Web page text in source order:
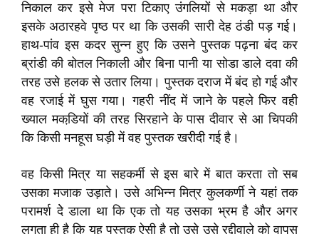
निकाल कर इसे मेज परा टिकाए उंगलियों से मकड़ा था और
इसके अठारहवे पृष्ठ पर था कि उसकी सारी देह ठंडी पड़ गई।
हाथ-पांव इस कदर सुन्न हुए कि उसने पुस्तक पढ़ना बंद कर
ब्रांडी की बोतल निकाली और बिना पानी या सोडा डाले दवा की
तरह उसे हलक से उतार लिया। पुस्तक दराज में बंद हो गई और
वह रजाई में घुस गया। गहरी नींद में जाने के पहले फिर वही
ख्याल मकडि़यों की तरह सिरहाने के पास दीवार से आ चिपकी
कि किसी मनहूस घड़ी में वह पुस्तक खरीदी गई है।
वह किसी मित्र या सहकर्मी से इस बारे में बात करता तो सब
उसका मजाक उड़ाते। उसे अभिन्न मित्र कुलकर्णी ने यहां तक
परामर्श देे डाला था कि एक तो यह उसका भ्रम है और अगर
लगता ही है कि यह पुस्तक ऐसी है तो उसे उसे रद्दीवाले को वापस